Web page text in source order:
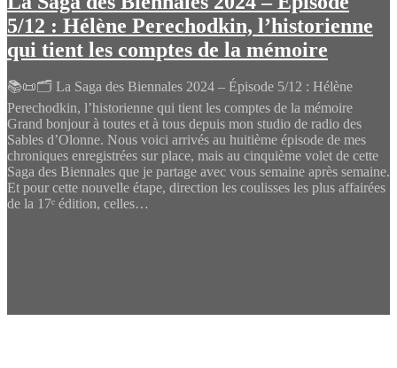
5/12 : Hélène Perechodkin, l’historienne
qui tient les comptes de la mémoire
📚📜🗂️ La Saga des Biennales 2024 – Épisode 5/12 : Hélène
Perechodkin, l’historienne qui tient les comptes de la mémoire
Grand bonjour à toutes et à tous depuis mon studio de radio des
Sables d’Olonne. Nous voici arrivés au huitième épisode de mes
chroniques enregistrées sur place, mais au cinquième volet de cette
Saga des Biennales que je partage avec vous semaine après semaine.
Et pour cette nouvelle étape, direction les coulisses les plus affairées
de la 17ᵉ édition, celles…